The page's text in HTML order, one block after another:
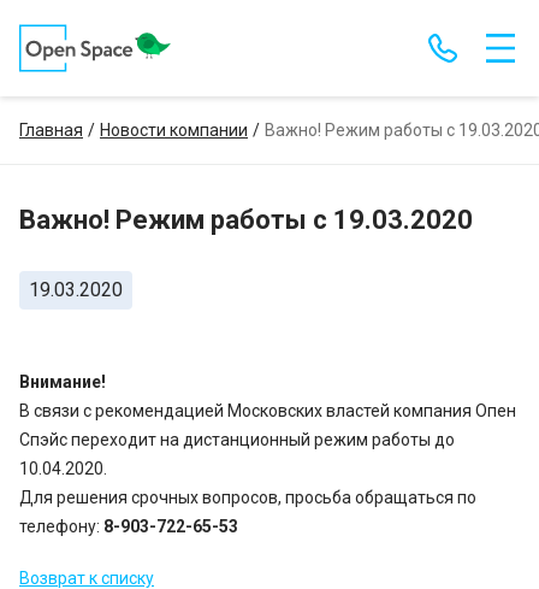
Главная Новости компании Важно! Режим работы с
Важно! Режим работы с 19.03.2020
19.03.2020
Внимание!
В связи с рекомендацией Московских властей компания Опен
Спэйс переходит на дистанционный режим работы до
10.04.2020.
Для решения срочных вопросов, просьба обращаться по
телефону: 8-903-722-65-53
Возврат к списку